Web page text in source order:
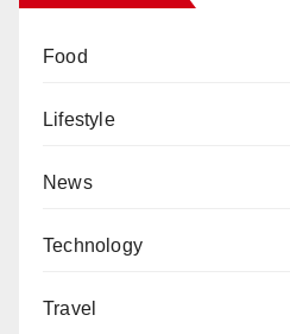
Food
Lifestyle
News
Technology
Travel